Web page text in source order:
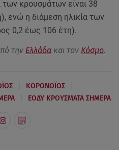
των κρουσμάτων είναι 38
ενώ η διάμεση ηλικία των
0,2 έως 106 έτη).
την Ελλάδα και τον Κόσμο.
ΚΟΡΟΝΟΪΟΣ
ΕΟΔΥ ΚΡΟΥΣΜΑΤΑ ΣΗΜΕΡΑ